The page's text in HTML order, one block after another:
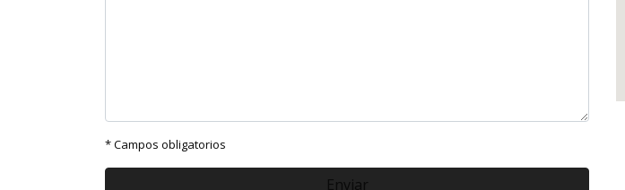
* Campos obligatorios